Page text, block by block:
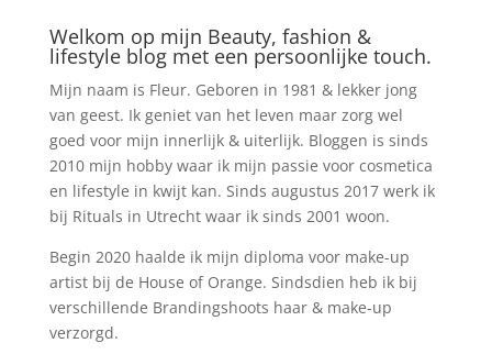
Welkom op mijn Beauty, fashion &
lifestyle blog met een persoonlijke touch.
Mijn naam is Fleur. Geboren in 1981 & lekker jong
van geest. Ik geniet van het leven maar zorg wel
goed voor mijn innerlijk & uiterlijk. Bloggen is sinds
2010 mijn hobby waar ik mijn passie voor cosmetica
en lifestyle in kwijt kan. Sinds augustus 2017 werk ik
bij Rituals in Utrecht waar ik sinds 2001 woon.
Begin 2020 haalde ik mijn diploma voor make-up
artist bij de House of Orange. Sindsdien heb ik bij
verschillende Brandingshoots haar & make-up
verzorgd.